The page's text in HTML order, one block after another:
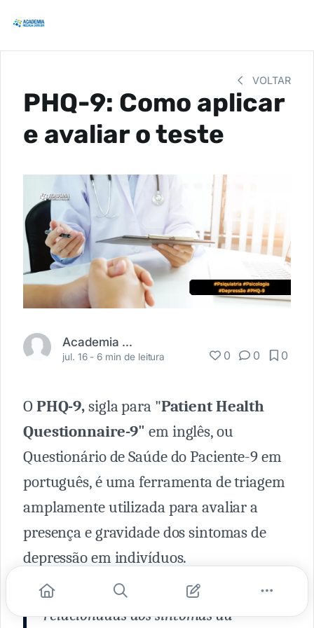
VOLTAR
PHQ-9: Como aplicar
e avaliar o teste
Academia Médica
jul. 16 -6 min de leitura 0 0 0
OPHQ-9,sigla para "Patient Health
Questionnaire-9" em inglês, ou
Questionário de Saúde do Paciente-9 em
português, é uma ferramenta de triagem
amplamente utilizada para avaliar a
presença e gravidade dos sintomas de
depressão em indivíduos.
O PHQ-9 consiste em nove perguntas
relacionadas aos sintomas da